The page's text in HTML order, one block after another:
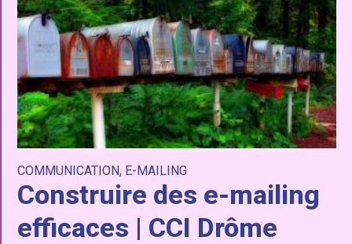
COMMUNICATION, E-MAILING
Construire des e-mailing
efficaces | CCI Drôme